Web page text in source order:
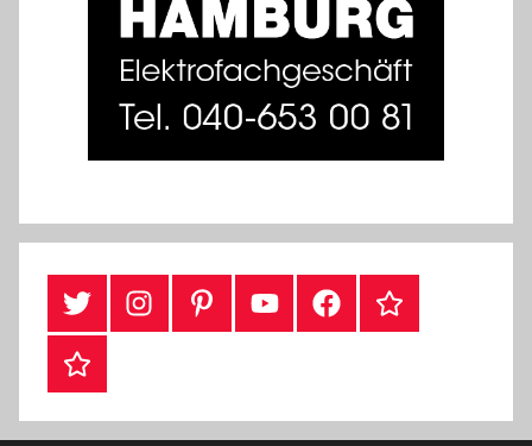
#TwitterInstagramPinterestYouTubeFacebookTikTok
Webshop